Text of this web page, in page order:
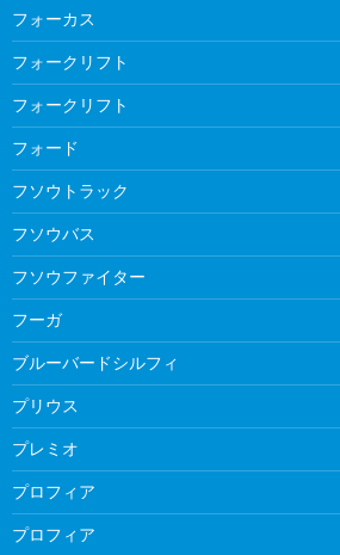
フォーカス
フォークリフト
フォークリフト
フォード
フソウトラック
フソウバス
フソウファイター
フーガ
ブルーバードシルフィ
プリウス
プレミオ
プロフィア
プロフィア